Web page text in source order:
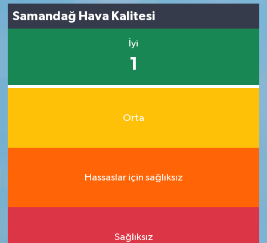
Samandağ Hava Kalitesi
İyi
1
Orta
Hassaslar için sağlıksız
Sağlıksız